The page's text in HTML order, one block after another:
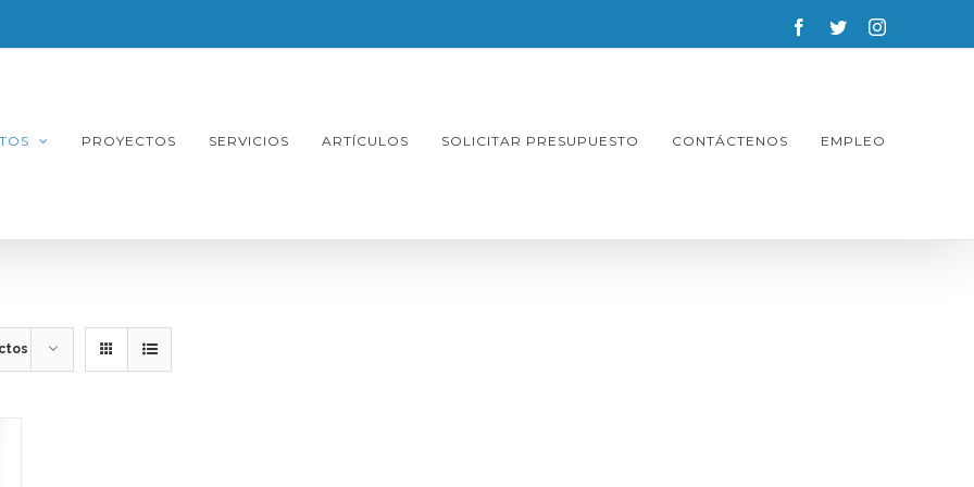
facebook
twitterinstagram
PROYECTOS SERVICIOS ARTÍCULOS SOLICITAR PRESUPUESTO CONTÁCTENOS EMPLEO